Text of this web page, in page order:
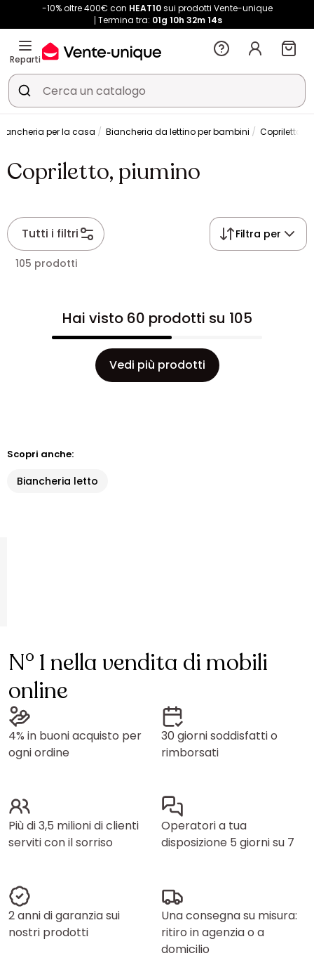
-10% oltre 400€ con HEAT10sui prodotti Vente-unique
Termina tra: 01g 10h 32m14s
Reparti
per la casa Biancheria da lettino per bambini Copriletto,
Copriletto, piumino
Tutti i filtri Filtra per
105 prodotti
Hai visto 60 prodotti su 105
Vedi più prodotti
Scopri anche:
Biancheria letto
N° 1 nella vendita di mobili
online
4% in buoni acquisto per
ogni ordine
30 giorni soddisfatti o
rimborsati
Più di 3,5 milioni di clienti
serviti con il sorriso
Operatori a tua
disposizione 5 giorni su 7
2 anni di garanzia sui
nostri prodotti
Una consegna su misura:
ritiro in agenzia o a
domicilio